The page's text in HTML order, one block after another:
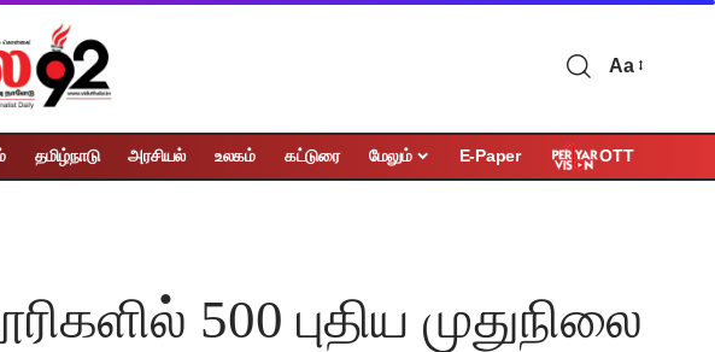
Aa
தமிழ்நாடு அரசியல் உலகம் கட்டுரை மேலும் E-Paper OTT
500 புதிய முதுநிலை